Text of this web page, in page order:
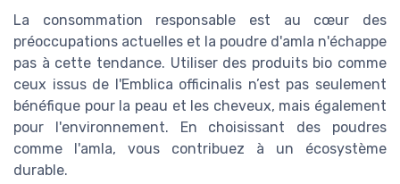
La consommation responsable est au cœur des
préoccupations actuelles et la poudre d'amla n'échappe
pas à cette tendance. Utiliser des produits bio comme
ceux issus de l'Emblica officinalis n’est pas seulement
bénéfique pour la peau et les cheveux, mais également
pour l'environnement. En choisissant des poudres
comme l'amla, vous contribuez à un écosystème
durable.